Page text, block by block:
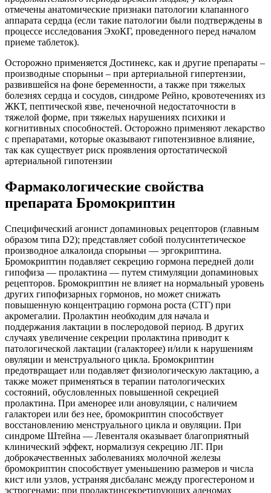
отмечены анатомические признаки патологии клапанного
аппарата сердца (если такие патологии были подтверждены в
процессе исследования ЭхоКГ, проведенного перед началом
приеме таблеток).
Осторожно применяется Достинекс, как и другие препараты –
производные спорыньи – при артериальной гипертензии,
развившейся на фоне беременности, а также при тяжелых
болезнях сердца и сосудов, синдроме Рейно, кровотечениях из
ЖКТ, пептической язве, печеночной недостаточности в
тяжелой форме, при тяжелых нарушениях психики и
когнитивных способностей. Осторожно применяют лекарство
с препаратами, которые оказывают гипотензивное влияние,
так как существует риск проявления ортостатической
артериальной гипотензии
Фармакологические свойства
препарата Бромокриптин
Специфический агонист допаминовых рецепторов (главным
образом типа D2); представляет собой полусинтетическое
производное алкалоида спорыньи — эргокриптина.
Бромокриптин подавляет секрецию гормона передней доли
гипофиза — пролактина — путем стимуляции допаминовых
рецепторов. Бромокриптин не влияет на нормальный уровень
других гипофизарных гормонов, но может снижать
повышенную концентрацию гормона роста (СТГ) при
акромегалии. Пролактин необходим для начала и
поддержания лактации в послеродовой период. В других
случаях увеличение секреции пролактина приводит к
патологической лактации (галакторее) и/или к нарушениям
овуляции и менструального цикла. Бромокриптин
предотвращает или подавляет физиологическую лактацию, а
также может применяться в терапии патологических
состояний, обусловленных повышенной секрецией
пролактина. При аменорее или ановуляции, с наличием
галактореи или без нее, бромокриптин способствует
восстановлению менструального цикла и овуляции. При
синдроме Штейна — Левенталя оказывает благоприятный
клинический эффект, нормализуя секрецию ЛГ. При
доброкачественных заболеваниях молочной железы
бромокриптин способствует уменьшению размеров и числа
кист или узлов, устраняя дисбаланс между прогестероном и
эстрогенами; при пролактинсекретирующих аденомах